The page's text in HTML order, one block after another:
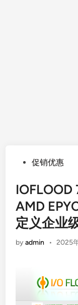
Posted促销优惠
AMD
定义企业
byadmin • 2025